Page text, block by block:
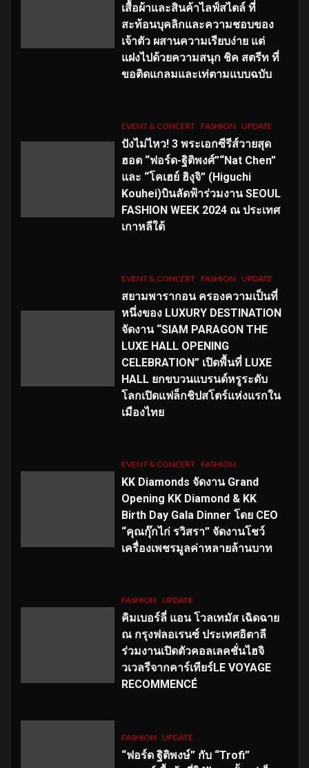
เสื้อผ้าและสินค้าไลฟ์สไตล์ ที่
สะท้อนบุคลิกและความชอบของ
เจ้าตัว ผสานความเรียบง่าย แต่
แฝงไปด้วยความสนุก ชิค สตรีท ที่
ขอติดแกลมและเท่ตามแบบฉบับ
EVENT & CONCERT FASHION UPDATE
ปังไม่ไหว! 3 พระเอกซีรีส์วายสุด
ฮอต “ฟอร์ด-ฐิติพงศ์”“Nat Chen”
และ “โคเฮย์ ฮิงุจิ” (Higuchi
Kouhei)บินลัดฟ้าร่วมงาน SEOUL
FASHION WEEK 2024 ณ ประเทศ
เกาหลีใต้
EVENT & CONCERT FASHION UPDATE
สยามพารากอน ครองความเป็นที่
หนึ่งของ LUXURY DESTINATION
จัดงาน “SIAM PARAGON THE
LUXE HALL OPENING
CELEBRATION” เปิดพื้นที่ LUXE
HALL ยกขบวนแบรนด์หรูระดับ
โลกเปิดแฟล็กชิปสโตร์แห่งแรกใน
เมืองไทย
EVENT & CONCERT FASHION
KK Diamonds จัดงาน Grand
Opening KK Diamond & KK
Birth Day Gala Dinner โดย CEO
“คุณกุ๊กไก่ รวิสรา” จัดงานโชว์
เครื่องเพชรมูลค่าหลายล้านบาท
FASHION UPDATE
คิมเบอร์ลี่ แอน โวลเทมัส เฉิดฉาย
ณ กรุงฟลอเรนซ์ ประเทศอิตาลี
ร่วมงานเปิดตัวคอลเลคชั่นไฮจิ
วเวลรีจากคาร์เทียร์LE VOYAGE
RECOMMENCÉ
FASHION UPDATE
“ฟอร์ด ฐิติพงษ์” กับ “Trofi”